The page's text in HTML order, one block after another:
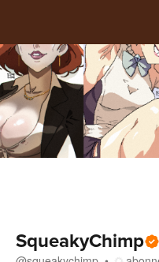
SqueakyChimp